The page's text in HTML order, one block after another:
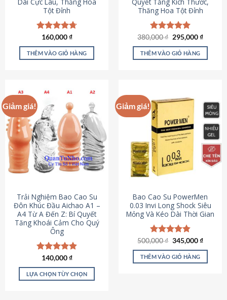
trang
sản
phẩm
Tột Đỉnh
Được xếp
hạng4.73
5 sao
160,000₫
THÊM VÀO GIỎ HÀNG
Thăng Hoa Tột Đỉnh
Được xếp
hạng5.00
5 sao
380,000₫ Giá
là:
380,000 ₫.
295,000₫Giá
tại
THÊM VÀO GIỎ HÀNG
Giảm giá!
Trải Nghiệm Bao Cao Su
Đôn Khúc Đầu Aichao A1 –
A4 Từ A Đến Z: Bí Quyết
Tăng Khoái Cảm Cho Quý
Ông
Được xếp
hạng4.88
5 sao
140,000₫
LỰA CHỌN TÙY CHỌN
Giảm giá!
Bao Cao Su PowerMen
0.03 Invi Long Shock Siêu
Mỏng Và Kéo Dài Thời Gian
Được xếp
hạng4.85
5 sao
500,000₫ Giá
là:
500,000 ₫.
345,000₫Giá
tại
THÊM VÀO GIỎ HÀNG